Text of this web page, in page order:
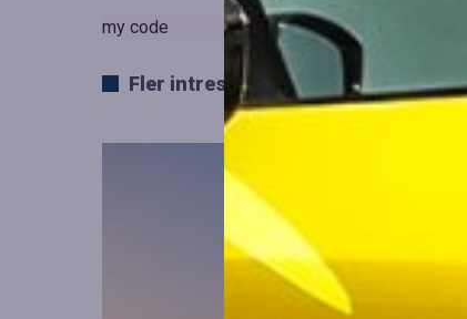
my code
Fler intressanta artiklar